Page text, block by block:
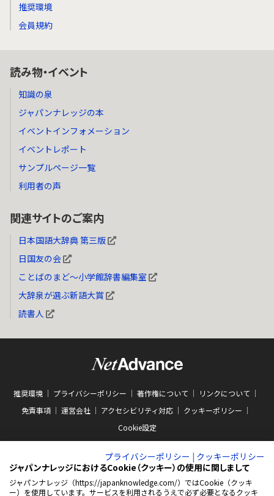
推奨環境
会員規約
読み物・イベント
知識の泉
ジャパンナレッジの本
イベントインフォメーション
イベントレポート
サンプルページ一覧
利用者の声
関連サイトのご案内
日本国語大辞典 第三版
日国友の会
ことばのまど～小学館辞書編集室
大辞泉が選ぶ新語大賞
読書人
推奨環境 プライバシーポリシー 著作権について
リンクについて
免責事項
運営会社 アクセシビリティ対応
クッキーポリシー
Cookie設定
プライバシーポリシー | クッキーポリシー
ジャパンナレッジにおけるCookie（クッキー）の使用に関しまして
ジャパンナレッジ（https://japanknowledge.com/）ではCookie（クッキ
ー）を使用しています。サービスを利用されるうえで必ず必要となるクッキ